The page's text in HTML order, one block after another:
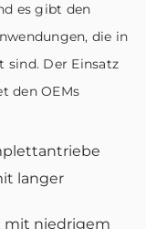
es gibt den
die in
Der Einsatz
den OEMs
langer
mit niedrigem